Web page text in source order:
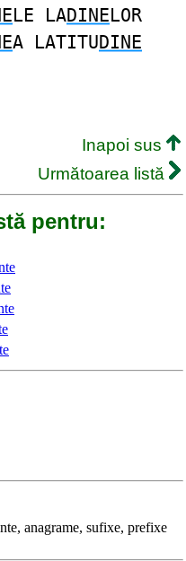
LE LADINELOR
A LATITUDINE
Inapoi sus
Următoarea listă
pentru:
anagrame, sufixe, prefixe